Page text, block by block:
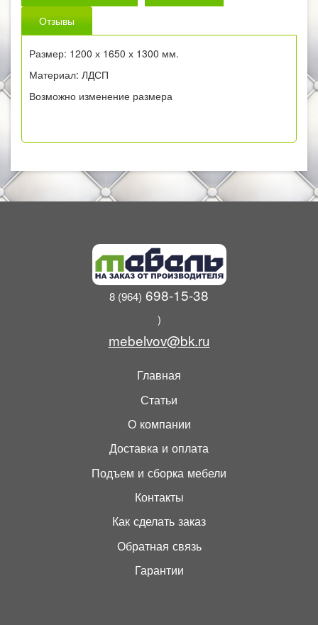
Отзывы
Размер: 1200 х 1650 х 1300 мм.
Материал: ЛДСП
Возможно изменение размера
8 (964) 698-15-38
)
mebelvov@bk.ru
Главная
Статьи
О компании
Доставка и оплата
Подъем и сборка мебели
Контакты
Как сделать заказ
Обратная связь
Гарантии